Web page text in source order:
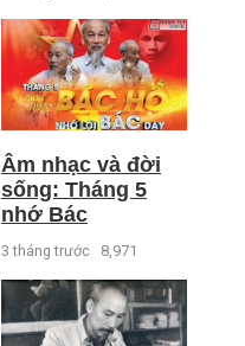
Âm nhạc và đời
sống: Tháng 5
nhớ Bác
3 tháng trước 8,971